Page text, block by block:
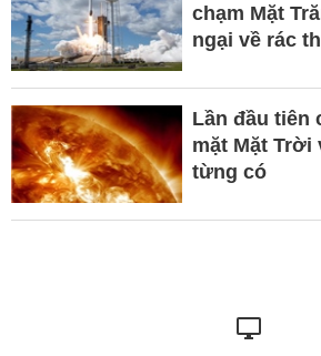
chạm Mặt
ngại về rác
Lần đầu tiên
mặt Mặt
từng có